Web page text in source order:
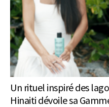
Un rituel inspiré des
Hinaiti dévoile sa